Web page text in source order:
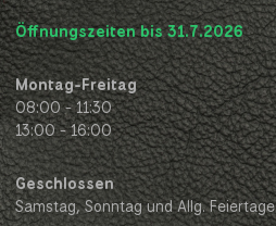
Öffnungszeiten bis 31.7.2026
Montag-Freitag
08:00 - 11:30
13:00 - 16:00
Geschlossen
Samstag, Sonntag und Allg. Feiertage